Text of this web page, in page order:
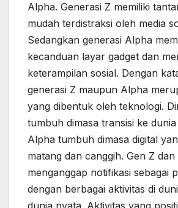
Alpha. Generasi Z memiliki
mudah terdistraksi oleh media
Sedangkan generasi Alpha
kecanduan layar gadget dan
keterampilan sosial. Dengan
generasi Z maupun Alpha
yang dibentuk oleh teknologi.
tumbuh dimasa transisi ke
Alpha tumbuh dimasa digital
matang dan canggih. Gen Z
menganggap notifikasi sebagai
dengan berbagai aktivitas di